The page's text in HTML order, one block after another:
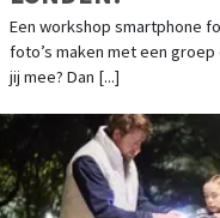
Een workshop smartphone
foto’s maken met een
jij mee? Dan [...]